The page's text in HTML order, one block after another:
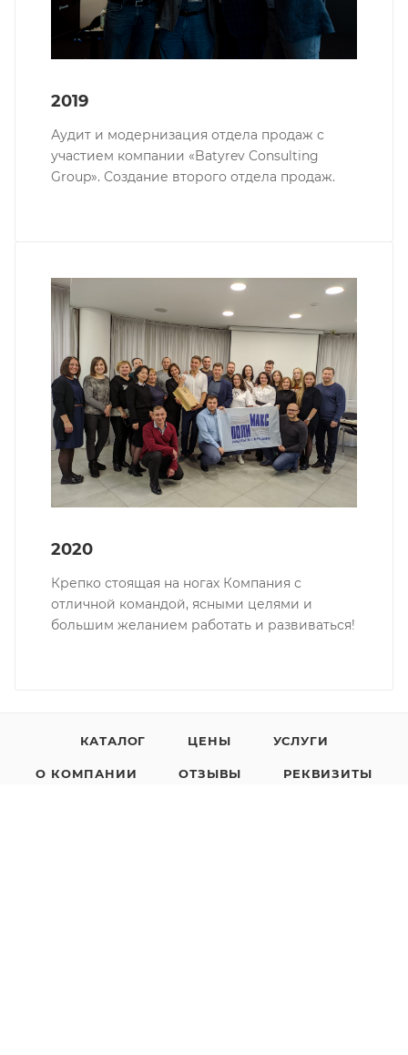
2019
Аудит и модернизация отдела продаж с
участием компании «Batyrev Consulting
Group». Создание второго отдела продаж.
2020
Крепко стоящая на ногах Компания с
отличной командой, ясными целями и
большим желанием работать и развиваться!
КАТАЛОГ ЦЕНЫ УСЛУГИ
О КОМПАНИИ ОТЗЫВЫ РЕКВИЗИТЫ